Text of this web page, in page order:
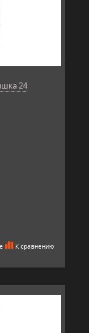
24
К сравнению